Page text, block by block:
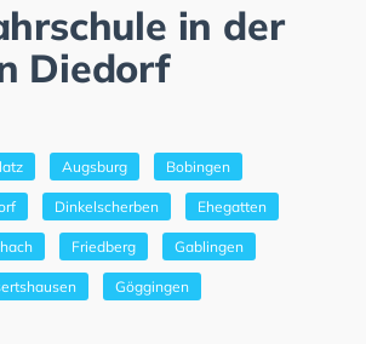
in der
Diedorf
Augsburg Bobingen
Dinkelscherben Ehegatten
Friedberg Gablingen
Göggingen